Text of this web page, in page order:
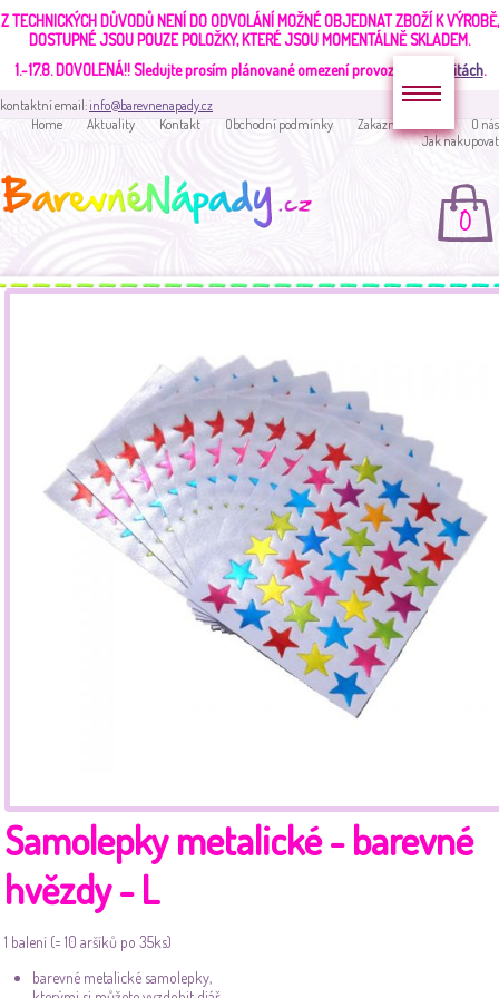
Z TECHNICKÝCH DŮVODŮ NENÍ DO ODVOLÁNÍ MOŽNÉ OBJEDNAT ZBOŽÍ K VÝROBĚ,
DOSTUPNÉ JSOU POUZE POLOŽKY, KTERÉ JSOU MOMENTÁLNĚ SKLADEM.
1.-17.8. DOVOLENÁ!!Sledujte prosím plánované omezení provozu v aktualitách.
kontaktní email:info@barevnenapady.cz
Home
Aktuality Kontakt Obchodní podmínky Zakaznická sekce
O nás
Jak nakupovat
0
Samolepky metalické - barevné
hvězdy - L
1 balení (= 10 aršíků po 35ks)
barevné metalické samolepky,